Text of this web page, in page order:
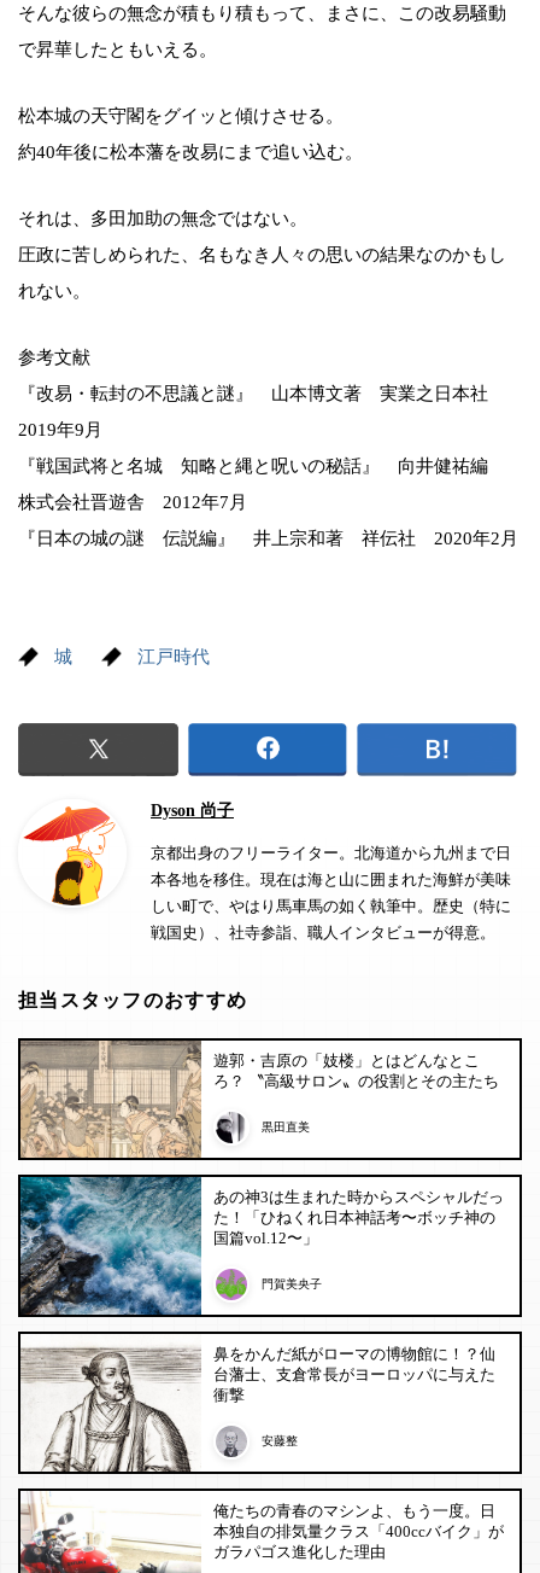
そんな彼らの無念が積もり積もって、まさに、この改易騒動
で昇華したともいえる。
松本城の天守閣をグイッと傾けさせる。
約40年後に松本藩を改易にまで追い込む。
それは、多田加助の無念ではない。
圧政に苦しめられた、名もなき人々の思いの結果なのかもし
れない。
参考文献
『改易・転封の不思議と謎』 山本博文著 実業之日本社
2019年9月
『戦国武将と名城 知略と縄と呪いの秘話』 向井健祐編
株式会社晋遊舎 2012年7月
『日本の城の謎 伝説編』 井上宗和著 祥伝社 2020年2月
城 江戸時代
Dyson 尚子
京都出身のフリーライター。北海道から九州まで日
本各地を移住。現在は海と山に囲まれた海鮮が美味
しい町で、やはり馬車馬の如く執筆中。歴史（特に
戦国史）、社寺参詣、職人インタビューが得意。
担当スタッフのおすすめ
遊郭・吉原の「妓楼」とはどんなとこ
ろ？ 〝高級サロン〟の役割とその主たち
黒田直美
あの神3は生まれた時からスペシャルだっ
た！「ひねくれ日本神話考〜ボッチ神の
国篇vol.12〜」
門賀美央子
鼻をかんだ紙がローマの博物館に！？仙
台藩士、支倉常長がヨーロッパに与えた
衝撃
安藤整
俺たちの青春のマシンよ、もう一度。日
本独自の排気量クラス「400ccバイク」が
ガラパゴス進化した理由